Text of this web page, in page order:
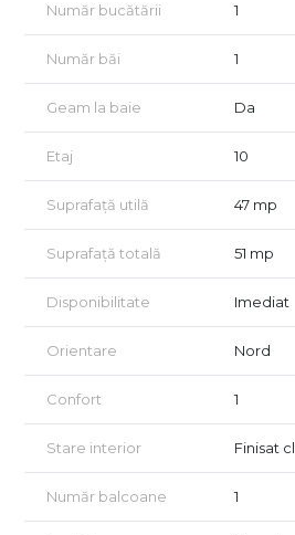
Număr bucătării 1
Număr băi 1
Geam la baie Da
Etaj 10
Suprafață utilă 47 mp
Suprafață totală 51 mp
Disponibilitate Imediat
Orientare Nord
Confort 1
Stare interior Finisat
Număr balcoane 1